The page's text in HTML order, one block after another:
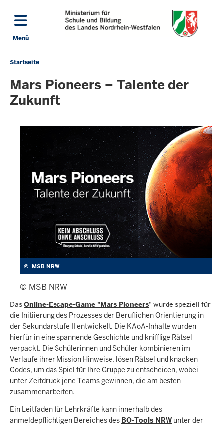
Direkt zum Inhalt
Menü
Sie
sich
hier
Startseite
Mars Pioneers – Talente der
Zukunft
© MSB NRW
© MSB NRW
DasOnline-Escape-Game "Mars Pioneers" wurde speziell für
die Initiierung des Prozesses der Beruflichen Orientierung in
der Sekundarstufe II entwickelt. Die KAoA-Inhalte wurden
hierfür in eine spannende Geschichte und knifflige Rätsel
verpackt. Die Schülerinnen und Schüler kombinieren im
Verlaufe ihrer Mission Hinweise, lösen Rätsel und knacken
Codes, um das Spiel für Ihre Gruppe zu entscheiden, wobei
unter Zeitdruck jene Teams gewinnen, die am besten
zusammenarbeiten.
Ein Leitfaden für Lehrkräfte kann innerhalb des
anmeldepflichtigen Bereiches des BO-Tools NRW unter der